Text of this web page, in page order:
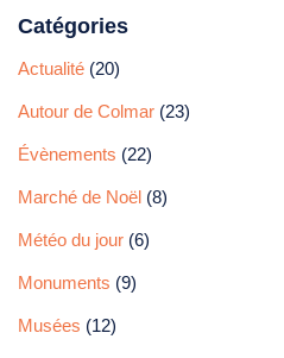
Catégories
Actualité (20)
Autour de Colmar (23)
Évènements (22)
Marché de Noël (8)
Météo du jour (6)
Monuments (9)
Musées (12)